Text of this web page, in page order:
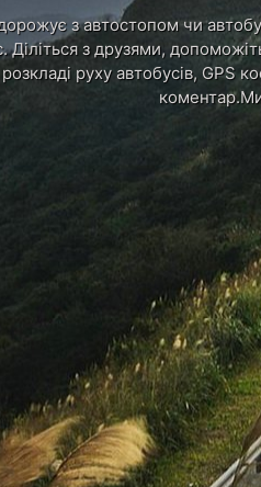
з автостопом чи
Діліться з друзями,
руху автобусів, GPS